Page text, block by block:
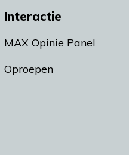
Interactie
MAX Opinie Panel
Oproepen